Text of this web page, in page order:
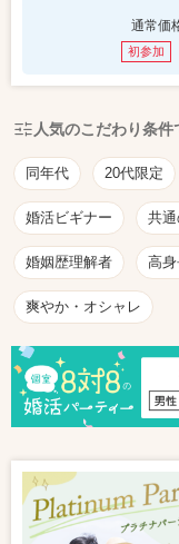
通常価
初参加
人気のこだわり条
同年代 20代限定
婚活ビギナー 共
婚姻歴理解者 高
爽やか・オシャレ